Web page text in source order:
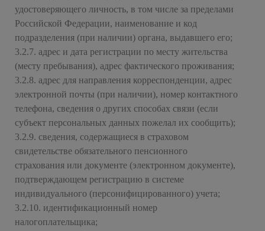
удостоверяющего личность, в том числе за пределами
Российской Федерации, наименование и код
подразделения (при наличии) органа, выдавшего его;
3.2.7. адрес и дата регистрации по месту жительства
(месту пребывания), адрес фактического проживания;
3.2.8. адрес для направления корреспонденции, адрес
электронной почты (при наличии), номер контактного
телефона, сведения о других способах связи (если
субъект персональных данных пожелал их сообщить);
3.2.9. сведения, содержащиеся в страховом
свидетельстве обязательного пенсионного
страхования или документе (электронном документе),
подтверждающем регистрацию в системе
индивидуального (персонифицированного) учета;
3.2.10. идентификационный номер
налогоплательщика;